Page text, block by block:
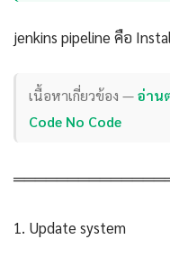
jenkins pipeline คือ
เนื้อหาเกี่ยวข้อง —อ่าน
Code No Code
1. Update system